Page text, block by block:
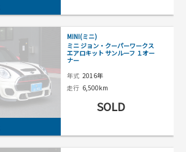
MINI(ミニ)
ミニ ジョン・クーパーワークス
エアロキット サンルーフ １オー
ナー
年式 2016年
走行 6,500km
SOLD